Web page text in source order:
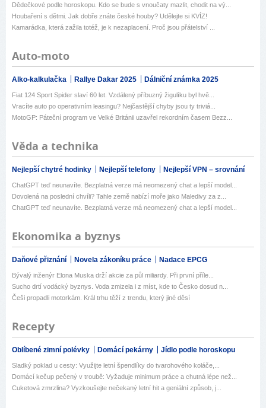
Dědečkové podle horoskopu. Kdo se bude s vnoučaty mazlit, chodit na vý...
Houbaření s dětmi. Jak dobře znáte české houby? Udělejte si KVÍZ!
Kamarádka, která zažila totéž, je k nezaplacení. Proč jsou přátelství ...
Auto-moto
Alko-kalkulačka Rallye Dakar 2025 Dálniční známka 2025
Fiat 124 Sport Spider slaví 60 let. Vzdálený příbuzný žigulíku byl hvě...
Vracíte auto po operativním leasingu? Nejčastější chyby jsou ty triviá...
MotoGP: Páteční program ve Velké Británii uzavřel rekordním časem Bezz...
Věda a technika
Nejlepší chytré hodinky Nejlepší telefony Nejlepší VPN – srovnání
ChatGPT teď neunavíte. Bezplatná verze má neomezený chat a lepší model...
Dovolená na poslední chvíli? Tahle země nabízí moře jako Maledivy za z...
ChatGPT teď neunavíte. Bezplatná verze má neomezený chat a lepší model...
Ekonomika a byznys
Daňové přiznání Novela zákoníku práce Nadace EPCG
Bývalý inženýr Elona Muska drží akcie za půl miliardy. Při první příle...
Sucho drtí vodácký byznys. Voda zmizela i z míst, kde to Česko dosud n...
Češi propadli motorkám. Král trhu těží z trendu, který jiné děsí
Recepty
Oblíbené zimní polévky Domácí pekárny Jídlo podle horoskopu
Sladký poklad u cesty: Využijte letní špendlíky do tvarohového koláče,...
Domácí kečup pečený v troubě: Vyžaduje minimum práce a chutná lépe než...
Cuketová zmrzlina? Vyzkoušejte nečekaný letní hit a geniální způsob, j...